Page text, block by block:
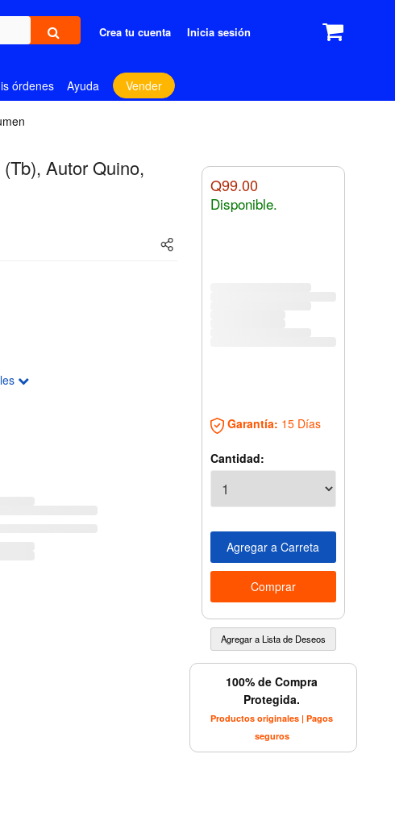
Crea tu cuenta Inicia sesión
órdenes Ayuda Vender
(tb), Autor Quino,
Q99.00
Disponible.
Garantía: 15 Días
Cantidad:
100% de Compra
Protegida.
Productos originales | Pagos
seguros